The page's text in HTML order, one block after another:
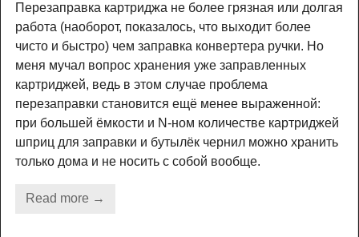
Перезаправка картриджа не более грязная или долгая
работа (наоборот, показалось, что выходит более
чисто и быстро) чем заправка конвертера ручки. Но
меня мучал вопрос хранения уже заправленных
картриджей, ведь в этом случае проблема
перезаправки становится ещё менее выраженной:
при большей ёмкости и N-ном количестве картриджей
шприц для заправки и бутылёк чернил можно хранить
только дома и не носить с собой вообще.
Read more →